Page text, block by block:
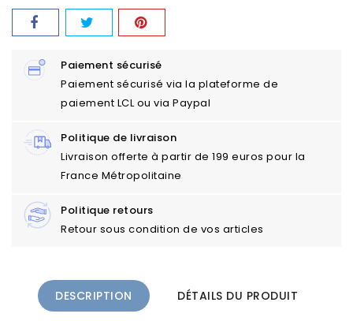
Paiement sécurisé
Paiement sécurisé via la plateforme de
paiement LCL ou via Paypal
Politique de livraison
Livraison offerte à partir de 199 euros pour la
France Métropolitaine
Politique retours
Retour sous condition de vos articles
DESCRIPTION DÉTAILS DU PRODUIT